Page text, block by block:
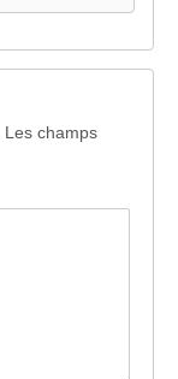
Les champs